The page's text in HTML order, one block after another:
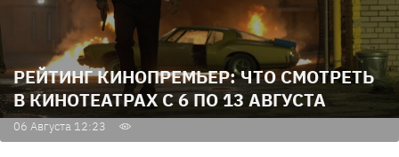
РЕЙТИНГ КИНОПРЕМЬЕР: ЧТО СМОТРЕТЬ
В КИНОТЕАТРАХ С 6 ПО 13 АВГУСТА
06 Августа 12:23